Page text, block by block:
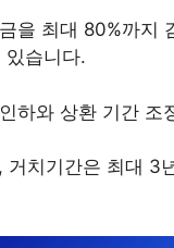
을 최대 80%까지
있습니다.
하와 상환 기간 조
치기간은 최대 3